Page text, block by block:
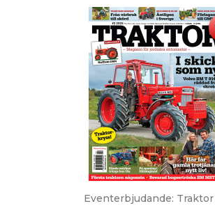
Eventerbjudande: Traktor